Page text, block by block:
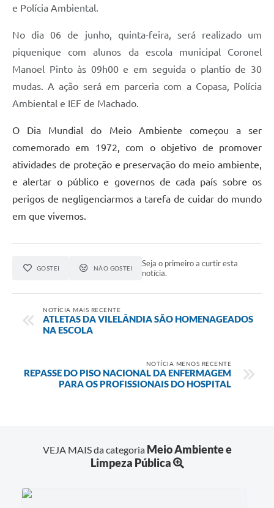
e Polícia Ambiental.
No dia 06 de junho, quinta-feira, será realizado um
piquenique com alunos da escola municipal Coronel
Manoel Pinto às 09h00 e em seguida o plantio de 30
mudas. A ação será em parceria com a Copasa, Polícia
Ambiental e IEF de Machado.
O Dia Mundial do Meio Ambiente começou a ser
comemorado em 1972, com o objetivo de promover
atividades de proteção e preservação do meio ambiente,
e alertar o público e governos de cada país sobre os
perigos de negligenciarmos a tarefa de cuidar do mundo
em que vivemos.
GOSTEI NÃO GOSTEI
Seja o primeiro a curtir esta
notícia.
NOTÍCIA MAIS RECENTE
ATLETAS DA VILELÂNDIA SÃO HOMENAGEADOS
NA ESCOLA
NOTÍCIA MENOS RECENTE
REPASSE DO PISO NACIONAL DA ENFERMAGEM
PARA OS PROFISSIONAIS DO HOSPITAL
VEJA MAIS da categoria Meio Ambiente e
Limpeza Pública